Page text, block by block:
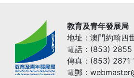
教育及青年發展局
地址：澳門約翰四
電話：(853)
傳真：(853) 2871
電郵：